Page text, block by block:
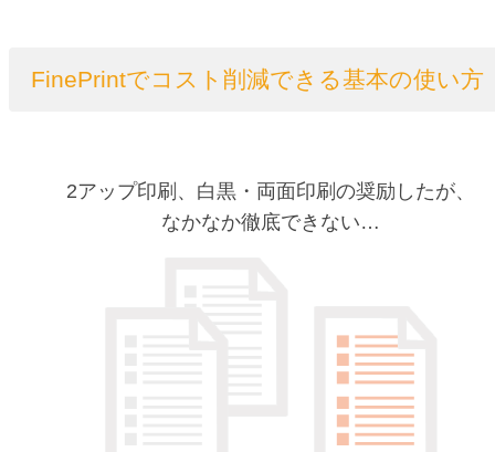
FinePrintでコスト削減できる基本の使い方
2アップ印刷、白黒・両面印刷の奨励したが、
なかなか徹底できない…